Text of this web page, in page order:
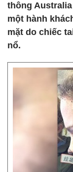
thông
một hành
mặt do chiếc
nổ.